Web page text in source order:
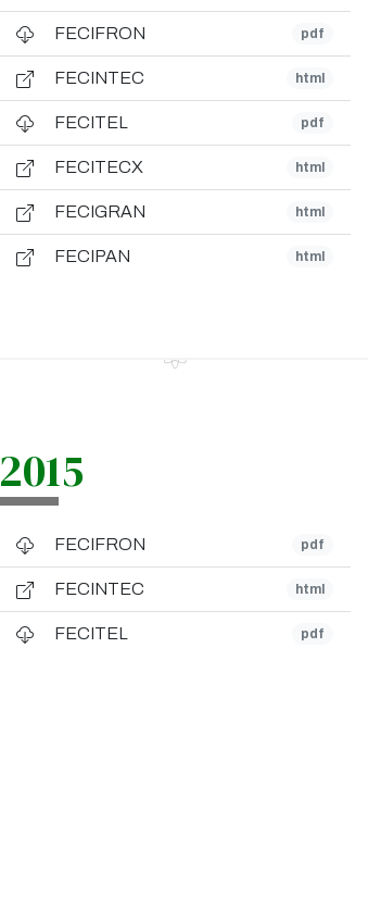
FECIFRON pdf
FECINTEC html
FECITEL pdf
FECITECX html
FECIGRAN html
FECIPAN html
2015
FECIFRON pdf
FECINTEC html
FECITEL pdf